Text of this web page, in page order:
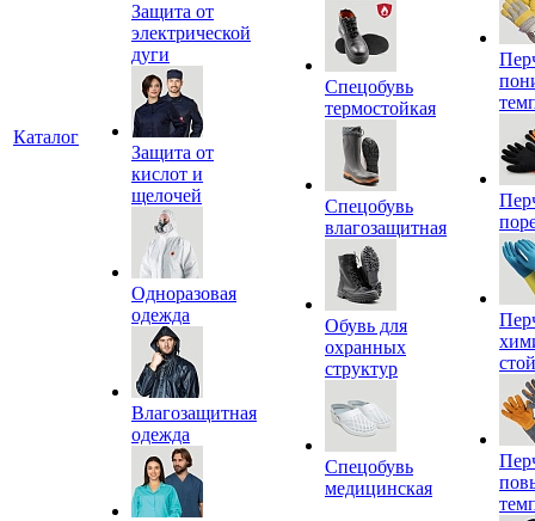
Каталог
Защита от
электрической
дуги
Защита от
кислот и
щелочей
Одноразовая
одежда
Влагозащитная
одежда
Спецобувь
термостойкая
Спецобувь
влагозащитная
Обувь для
охранных
структур
Спецобувь
медицинская